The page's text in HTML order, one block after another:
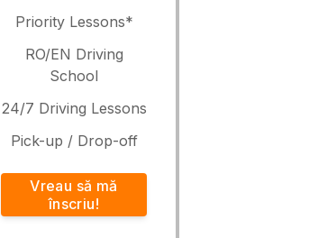
Priority Lessons*
RO/EN Driving
School
24/7 Driving Lessons
Pick-up / Drop-off
Vreau să mă
înscriu!